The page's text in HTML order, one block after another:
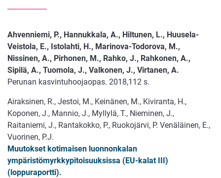
Ahvenniemi, P., Hannukkala, A., Hiltunen, L., Huusela-
Veistola, E., Istolahti, H., Marinova-Todorova, M.,
Nissinen, A., Pirhonen, M., Rahko, J., Rahkonen, A.,
Sipilä, A., Tuomola, J., Valkonen, J., Virtanen, A.
Perunan kasvintuhoojaopas. 2018,112 s.
Airaksinen, R., Jestoi, M., Keinänen, M., Kiviranta, H.,
Koponen, J., Mannio, J., Myllylä, T., Nieminen, J.,
Raitaniemi, J., Rantakokko, P., Ruokojärvi, P. Venäläinen, E.,
Vuorinen, P.J.
Muutokset kotimaisen luonnonkalan
ympäristömyrkkypitoisuuksissa (EU-kalat III)
(loppuraportti).